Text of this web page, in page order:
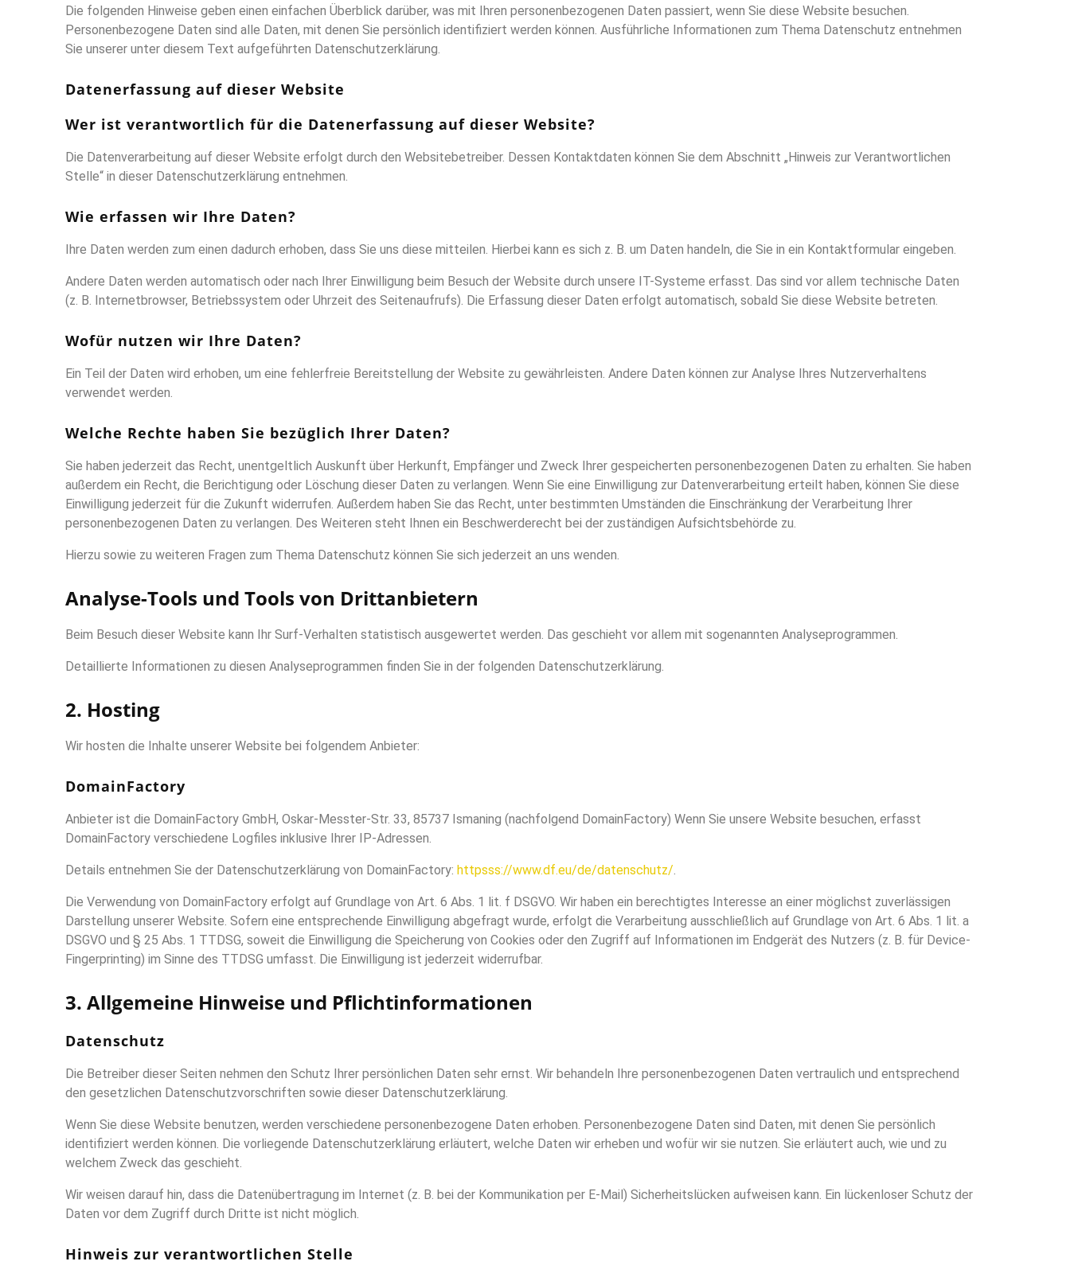
Die folgenden Hinweise geben einen einfachen Überblick darüber, was mit Ihren personenbezogenen Daten passiert, wenn Sie diese Website besuchen.
Personenbezogene Daten sind alle Daten, mit denen Sie persönlich identifiziert werden können. Ausführliche Informationen zum Thema Datenschutz entnehmen
Sie unserer unter diesem Text aufgeführten Datenschutzerklärung.
Datenerfassung auf dieser Website
Wer ist verantwortlich für die Datenerfassung auf dieser Website?
Die Datenverarbeitung auf dieser Website erfolgt durch den Websitebetreiber. Dessen Kontaktdaten können Sie dem Abschnitt „Hinweis zur Verantwortlichen
Stelle“ in dieser Datenschutzerklärung entnehmen.
Wie erfassen wir Ihre Daten?
Ihre Daten werden zum einen dadurch erhoben, dass Sie uns diese mitteilen. Hierbei kann es sich z. B. um Daten handeln, die Sie in ein Kontaktformular eingeben.
Andere Daten werden automatisch oder nach Ihrer Einwilligung beim Besuch der Website durch unsere IT-Systeme erfasst. Das sind vor allem technische Daten
(z. B. Internetbrowser, Betriebssystem oder Uhrzeit des Seitenaufrufs). Die Erfassung dieser Daten erfolgt automatisch, sobald Sie diese Website betreten.
Wofür nutzen wir Ihre Daten?
Ein Teil der Daten wird erhoben, um eine fehlerfreie Bereitstellung der Website zu gewährleisten. Andere Daten können zur Analyse Ihres Nutzerverhaltens
verwendet werden.
Welche Rechte haben Sie bezüglich Ihrer Daten?
Sie haben jederzeit das Recht, unentgeltlich Auskunft über Herkunft, Empfänger und Zweck Ihrer gespeicherten personenbezogenen Daten zu erhalten. Sie haben
außerdem ein Recht, die Berichtigung oder Löschung dieser Daten zu verlangen. Wenn Sie eine Einwilligung zur Datenverarbeitung erteilt haben, können Sie diese
Einwilligung jederzeit für die Zukunft widerrufen. Außerdem haben Sie das Recht, unter bestimmten Umständen die Einschränkung der Verarbeitung Ihrer
personenbezogenen Daten zu verlangen. Des Weiteren steht Ihnen ein Beschwerderecht bei der zuständigen Aufsichtsbehörde zu.
Hierzu sowie zu weiteren Fragen zum Thema Datenschutz können Sie sich jederzeit an uns wenden.
Analyse-Tools und Tools von Dritt­anbietern
Beim Besuch dieser Website kann Ihr Surf-Verhalten statistisch ausgewertet werden. Das geschieht vor allem mit sogenannten Analyseprogrammen.
Detaillierte Informationen zu diesen Analyseprogrammen finden Sie in der folgenden Datenschutzerklärung.
2. Hosting
Wir hosten die Inhalte unserer Website bei folgendem Anbieter:
DomainFactory
Anbieter ist die DomainFactory GmbH, Oskar-Messter-Str. 33, 85737 Ismaning (nachfolgend DomainFactory) Wenn Sie unsere Website besuchen, erfasst
DomainFactory verschiedene Logfiles inklusive Ihrer IP-Adressen.
Details entnehmen Sie der Datenschutzerklärung von DomainFactory:httpsss://www.df.eu/de/datenschutz/.
Die Verwendung von DomainFactory erfolgt auf Grundlage von Art. 6 Abs. 1 lit. f DSGVO. Wir haben ein berechtigtes Interesse an einer möglichst zuverlässigen
Darstellung unserer Website. Sofern eine entsprechende Einwilligung abgefragt wurde, erfolgt die Verarbeitung ausschließlich auf Grundlage von Art. 6 Abs. 1 lit. a
DSGVO und § 25 Abs. 1 TTDSG, soweit die Einwilligung die Speicherung von Cookies oder den Zugriff auf Informationen im Endgerät des Nutzers (z. B. für Device-
Fingerprinting) im Sinne des TTDSG umfasst. Die Einwilligung ist jederzeit widerrufbar.
3. Allgemeine Hinweise und Pflicht­informationen
Datenschutz
Die Betreiber dieser Seiten nehmen den Schutz Ihrer persönlichen Daten sehr ernst. Wir behandeln Ihre personenbezogenen Daten vertraulich und entsprechend
den gesetzlichen Datenschutzvorschriften sowie dieser Datenschutzerklärung.
Wenn Sie diese Website benutzen, werden verschiedene personenbezogene Daten erhoben. Personenbezogene Daten sind Daten, mit denen Sie persönlich
identifiziert werden können. Die vorliegende Datenschutzerklärung erläutert, welche Daten wir erheben und wofür wir sie nutzen. Sie erläutert auch, wie und zu
welchem Zweck das geschieht.
Wir weisen darauf hin, dass die Datenübertragung im Internet (z. B. bei der Kommunikation per E-Mail) Sicherheitslücken aufweisen kann. Ein lückenloser Schutz der
Daten vor dem Zugriff durch Dritte ist nicht möglich.
Hinweis zur verantwortlichen Stelle